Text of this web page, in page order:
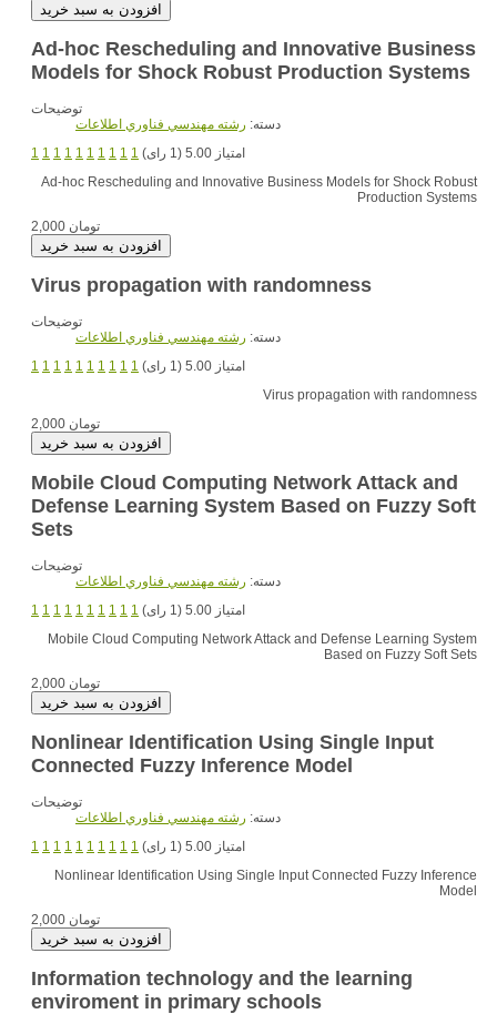
Ad-hoc Rescheduling and Innovative Business
Models for Shock Robust Production Systems
توضیحات
دسته: رشته مهندسي فناوري اطلاعات
1 1 1 1 1 1 1 1 1 1
امتیاز 5.00 (1 رای)
Ad-hoc Rescheduling and Innovative Business Models for Shock Robust
Production Systems
2,000 تومان
Virus propagation with randomness
توضیحات
دسته: رشته مهندسي فناوري اطلاعات
1 1 1 1 1 1 1 1 1 1
امتیاز 5.00 (1 رای)
Virus propagation with randomness
2,000 تومان
Mobile Cloud Computing Network Attack and
Defense Learning System Based on Fuzzy Soft
Sets
توضیحات
دسته: رشته مهندسي فناوري اطلاعات
1 1 1 1 1 1 1 1 1 1
امتیاز 5.00 (1 رای)
Mobile Cloud Computing Network Attack and Defense Learning System
Based on Fuzzy Soft Sets
2,000 تومان
Nonlinear Identification Using Single Input
Connected Fuzzy Inference Model
توضیحات
دسته: رشته مهندسي فناوري اطلاعات
1 1 1 1 1 1 1 1 1 1
امتیاز 5.00 (1 رای)
Nonlinear Identification Using Single Input Connected Fuzzy Inference
Model
2,000 تومان
Information technology and the learning
enviroment in primary schools